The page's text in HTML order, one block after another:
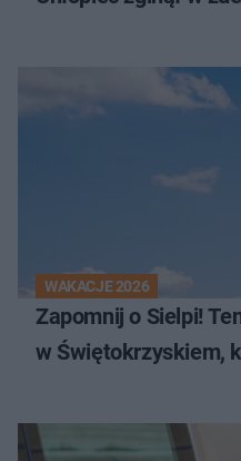
WAKACJE 2026
Zapomnij o Sielpi!
w